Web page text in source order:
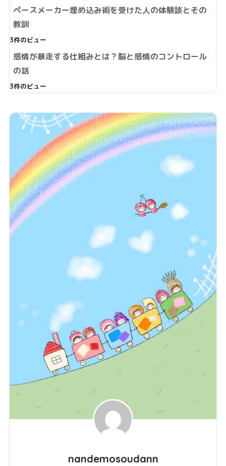
ペースメーカー埋め込み術を受けた人の体験談とその
教訓
3件のビュー
感情が暴走する仕組みとは？脳と感情のコントロール
の話
3件のビュー
nandemosoudann